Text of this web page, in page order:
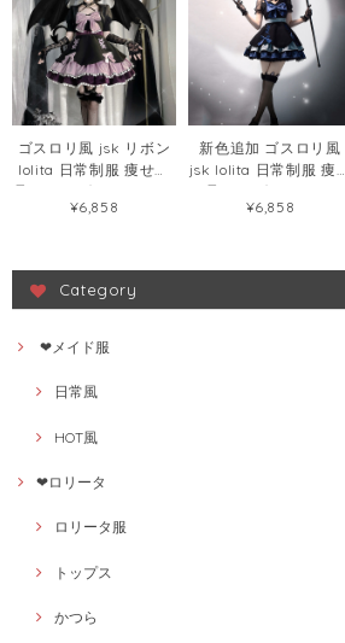
ゴスロリ風 jsk リボン
lolita 日常制服 痩せて
見える リボン ロリータ
ワンピース57268065
¥6,858
新色追加 ゴスロリ風
jsk lolita 日常制服 痩せ
て見える ボウタイ ロリ
ータワンピース
¥6,858
Category
❤メイド服
日常風
HOT風
❤ロリータ
ロリータ服
トップス
かつら